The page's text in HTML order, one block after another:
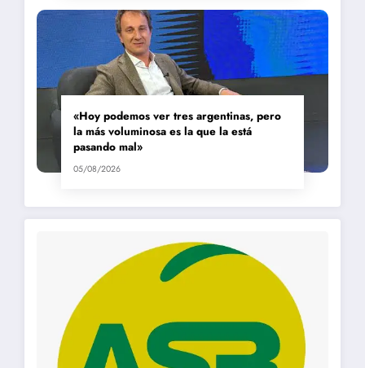
«Hoy podemos ver tres argentinas, pero
la más voluminosa es la que la está
pasando mal»
05/08/2026